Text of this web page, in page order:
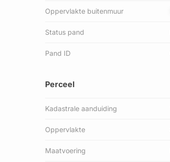
Oppervlakte buitenmuur
Status pand
Pand ID
Perceel
Kadastrale aanduiding
Oppervlakte
Maatvoering